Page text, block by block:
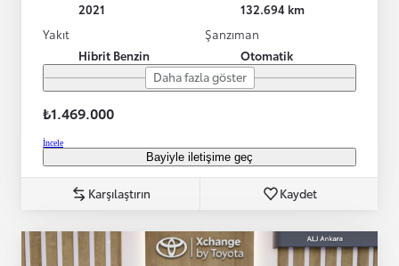
2021
132.694 km
Yakıt
Hibrit Benzin
Şanzıman
Otomatik
Daha fazla göster
₺1.469.000
İncele
Bayiyle iletişime geç
Karşılaştırın Kaydet